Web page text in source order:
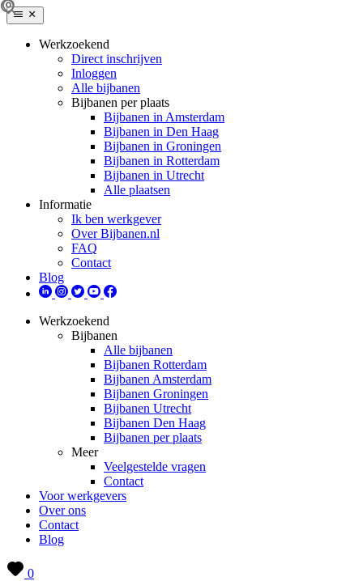
Werkzoekend
Direct inschrijven
Inloggen
Alle bijbanen
Bijbanen per plaats
Bijbanen in Amsterdam
Bijbanen in Den Haag
Bijbanen in Groningen
Bijbanen in Rotterdam
Bijbanen in Utrecht
Alle plaatsen
Informatie
Ik ben werkgever
Over Bijbanen.nl
FAQ
Contact
Blog
Werkzoekend
Bijbanen
Alle bijbanen
Bijbanen Rotterdam
Bijbanen Amsterdam
Bijbanen Groningen
Bijbanen Utrecht
Bijbanen Den Haag
Bijbanen per plaats
Meer
Veelgestelde vragen
Contact
Voor werkgevers
Over ons
Contact
Blog
0